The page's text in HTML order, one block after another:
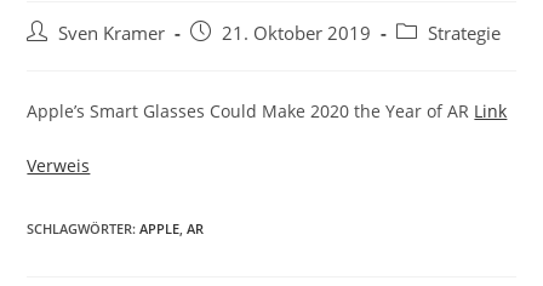
Sven Kramer 21. Oktober 2019 Strategie
Apple’s Smart Glasses Could Make 2020 the Year of AR Link
Verweis
SCHLAGWÖRTER:APPLE, AR